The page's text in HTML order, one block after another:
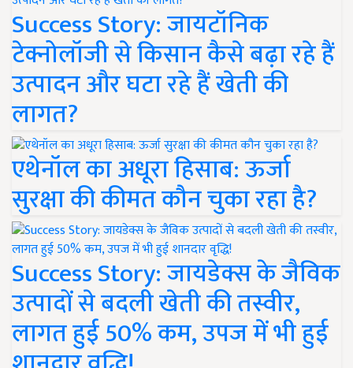
Success Story: जायटॉनिक
टेक्नोलॉजी से किसान कैसे बढ़ा रहे हैं
उत्पादन और घटा रहे हैं खेती की
लागत?
एथेनॉल का अधूरा हिसाब: ऊर्जा
सुरक्षा की कीमत कौन चुका रहा है?
Success Story: जायडेक्स के जैविक
उत्पादों से बदली खेती की तस्वीर,
लागत हुई 50% कम, उपज में भी हुई